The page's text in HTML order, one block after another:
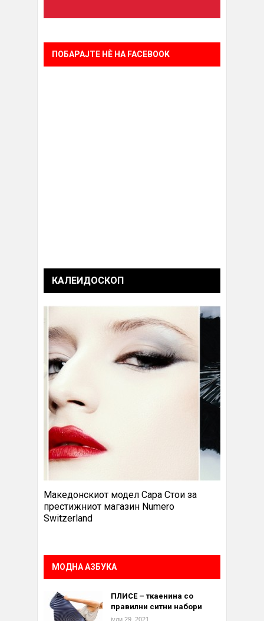
ПОБАРАЈТЕ НÈ НА FACEBOOK
КАЛЕИДОСКОП
Македонскиот модел Сара Стои за
престижниот магазин Numero
Switzerland
МОДНА АЗБУКА
ПЛИСЕ – ткаенина со
правилни ситни набори
јули 29, 2021